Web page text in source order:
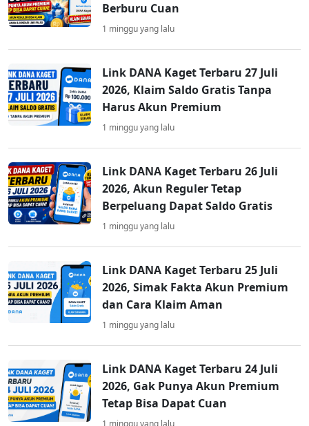
Berburu Cuan
1 minggu yang lalu
Link DANA Kaget Terbaru 27 Juli
2026, Klaim Saldo Gratis Tanpa
Harus Akun Premium
1 minggu yang lalu
Link DANA Kaget Terbaru 26 Juli
2026, Akun Reguler Tetap
Berpeluang Dapat Saldo Gratis
1 minggu yang lalu
Link DANA Kaget Terbaru 25 Juli
2026, Simak Fakta Akun Premium
dan Cara Klaim Aman
1 minggu yang lalu
Link DANA Kaget Terbaru 24 Juli
2026, Gak Punya Akun Premium
Tetap Bisa Dapat Cuan